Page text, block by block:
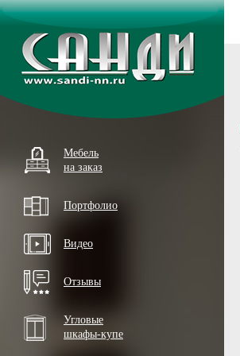
Мебель
на заказ
Портфолио
Видео
Отзывы
Угловые
шкафы-купе